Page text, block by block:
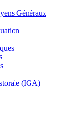
Généraux
(IGA)